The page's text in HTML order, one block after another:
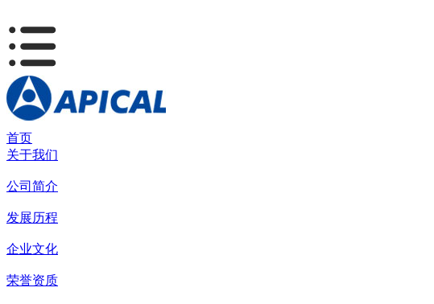
首页
关于我们
公司简介
发展历程
企业文化
荣誉资质